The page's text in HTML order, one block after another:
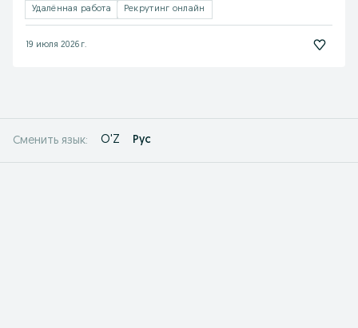
Удалённая работа Рекрутинг онлайн
19 июля 2026 г.
Сменить язык: O'Z Рус